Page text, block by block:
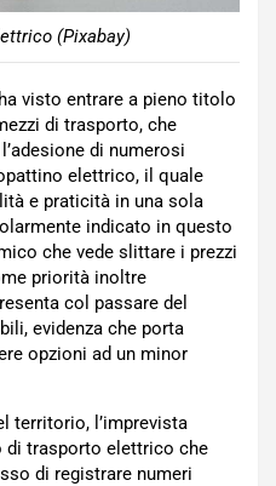
(Pixabay)
visto entrare a pieno titolo
di trasporto, che
di numerosi
elettrico, il quale
e praticità in una sola
indicato in questo
che vede slittare i prezzi
priorità inoltre
col passare del
evidenza che porta
opzioni ad un minor
territorio, l’imprevista
di trasporto elettrico che
di registrare numeri